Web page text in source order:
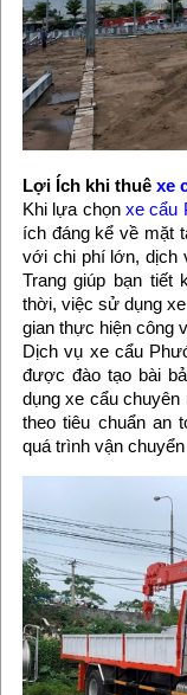
Lợi Ích khi thuê xe
Khi lựa chọn xe cẩu
ích đáng kể về mặt
với chi phí lớn, dịch
Trang giúp bạn tiết
thời, việc sử dụng
gian thực hiện công
Dịch vụ xe cẩu
được đào tạo bài
dụng xe cẩu
theo tiêu chuẩn an
quá trình vận